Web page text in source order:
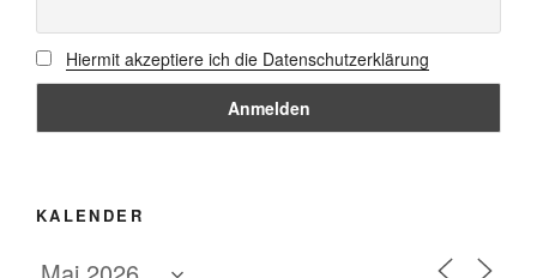
Hiermit akzeptiere ich die Datenschutzerklärung
KALENDER